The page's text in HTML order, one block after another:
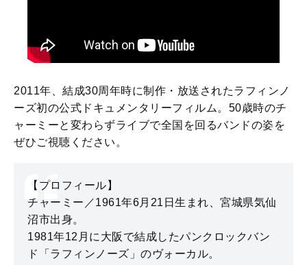
2011年、結成30周年時に制作・放送されたラフィンノ
ーズ初の公式ドキュメンタリーフィルム。50歳時のチ
ャーミーと変わらずライブで全国を回るバンドの姿を
ぜひご視聴ください。
【プロフィール】
チャーミー／1961年6月21日生まれ、宮城県気仙
沼市出身。
1981年12月に大阪で結成したパンクロックバン
ド「ラフィンノーズ」のヴォーカル。